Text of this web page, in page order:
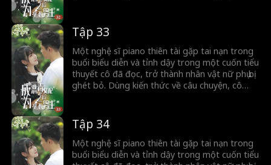
cách đối mặt với người đàn ông lừa dối và
giành được sự ủng hộ của một nhân vật nam
quan trọng, thay đổi con đường đời ban đầu
của mình.
Tập 33
Một nghệ sĩ piano thiên tài gặp tai nạn trong
buổi biểu diễn và tỉnh dậy trong một cuốn tiểu
thuyết cô đã đọc, trở thành nhân vật nữ phụ bị
ghét bỏ. Dùng kiến thức về câu chuyện, cô
cách đối mặt với người đàn ông lừa dối và
giành được sự ủng hộ của một nhân vật nam
quan trọng, thay đổi con đường đời ban đầu
của mình.
Tập 34
Một nghệ sĩ piano thiên tài gặp tai nạn trong
buổi biểu diễn và tỉnh dậy trong một cuốn tiểu